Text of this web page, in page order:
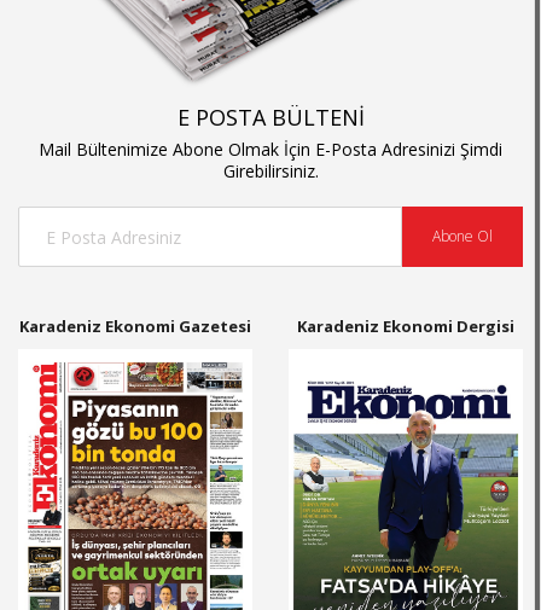
E POSTA BÜLTENİ
Mail Bültenimize Abone Olmak İçin E-Posta Adresinizi Şimdi
Girebilirsiniz.
Abone Ol
Karadeniz Ekonomi Gazetesi Karadeniz Ekonomi Dergisi